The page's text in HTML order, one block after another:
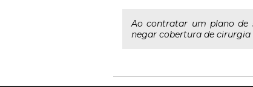
Ao contratar um plano de
negar cobertura de cirurgia